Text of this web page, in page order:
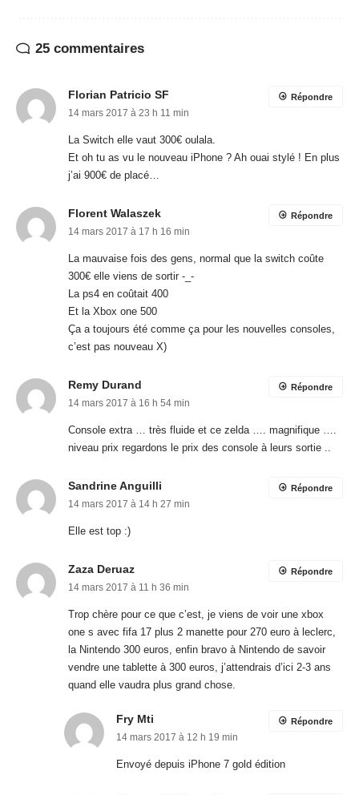
25 commentaires
Florian Patricio SF
14 mars 2017 à 23 h 11 min
La Switch elle vaut 300€ oulala.
Et oh tu as vu le nouveau iPhone ? Ah ouai stylé ! En plus
j’ai 900€ de placé…
Répondre
Florent Walaszek
14 mars 2017 à 17 h 16 min
La mauvaise fois des gens, normal que la switch coûte
300€ elle viens de sortir -_-
La ps4 en coûtait 400
Et la Xbox one 500
Ça a toujours été comme ça pour les nouvelles consoles,
c’est pas nouveau X)
Répondre
Remy Durand
14 mars 2017 à 16 h 54 min
Console extra … très fluide et ce zelda …. magnifique ….
niveau prix regardons le prix des console à leurs sortie ..
Répondre
Sandrine Anguilli
14 mars 2017 à 14 h 27 min
Elle est top :)
Répondre
Zaza Deruaz
14 mars 2017 à 11 h 36 min
Trop chère pour ce que c’est, je viens de voir une xbox
one s avec fifa 17 plus 2 manette pour 270 euro à leclerc,
la Nintendo 300 euros, enfin bravo à Nintendo de savoir
vendre une tablette à 300 euros, j’attendrais d’ici 2-3 ans
quand elle vaudra plus grand chose.
Répondre
Fry Mti
14 mars 2017 à 12 h 19 min
Envoyé depuis iPhone 7 gold édition
Répondre